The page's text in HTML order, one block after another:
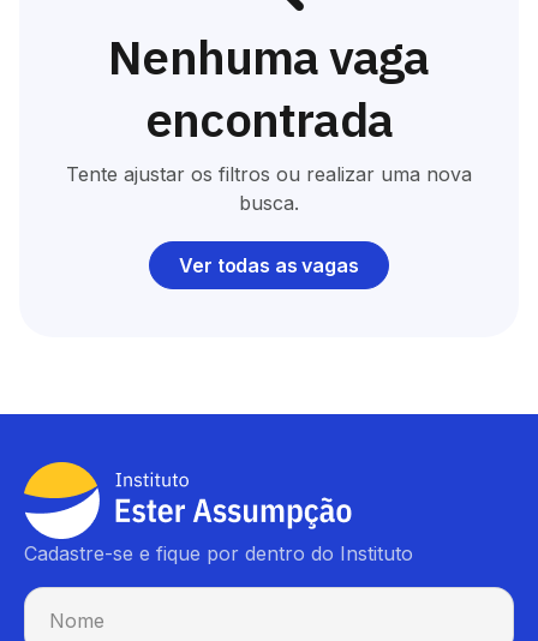
Nenhuma vaga
encontrada
Tente ajustar os filtros ou realizar uma nova
busca.
Ver todas as vagas
Cadastre-se e fique por dentro do Instituto